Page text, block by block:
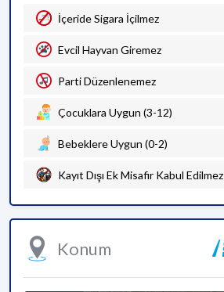
İçeride Sigara İçilmez
Evcil Hayvan Giremez
Parti Düzenlenemez
Çocuklara Uygun (3-12)
Bebeklere Uygun (0-2)
Kayıt Dışı Ek Misafir Kabul Edilmez
Konum